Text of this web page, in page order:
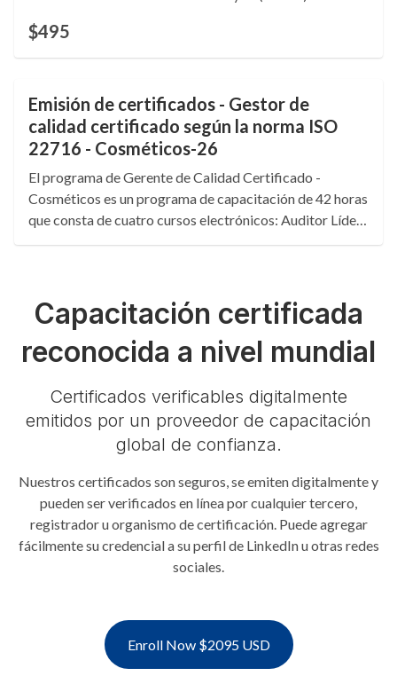
Language: English.
$495
Emisión de certificados - Gestor de
calidad certificado según la norma ISO
22716 - Cosméticos-26
El programa de Gerente de Calidad Certificado -
Cosméticos es un programa de capacitación de 42 horas
que consta de cuatro cursos electrónicos: Auditor Líder
ISO 22716:2007, Directrices de Gestión de Riesgos ISO
Capacitación certificada
reconocida a nivel mundial
Certificados verificables digitalmente
emitidos por un proveedor de capacitación
global de confianza.
Nuestros certificados son seguros, se emiten digitalmente y
pueden ser verificados en línea por cualquier tercero,
registrador u organismo de certificación. Puede agregar
fácilmente su credencial a su perfil de LinkedIn u otras redes
sociales.
Enroll Now $2095 USD